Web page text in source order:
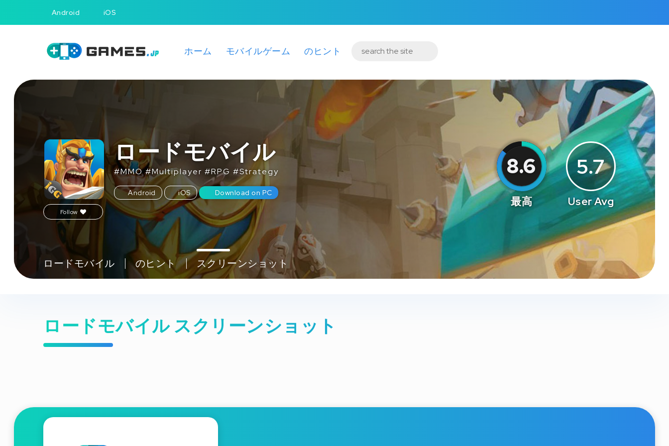
Android iOS
ホーム モバイルゲーム のヒント
Follow
ロードモバイル
#MMO#Multiplayer #RPG #Strategy
Android iOS Download on PC
8.6
最高
5.7
User Avg
ロードモバイル のヒント スクリーンショット
ロードモバイル スクリーンショット